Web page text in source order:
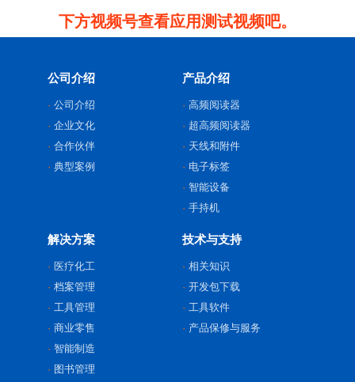
下方视频号查看应用测试视频吧。
公司介绍
公司介绍
企业文化
合作伙伴
典型案例
产品介绍
高频阅读器
超高频阅读器
天线和附件
电子标签
智能设备
手持机
解决方案
医疗化工
档案管理
工具管理
商业零售
智能制造
图书管理
技术与支持
相关知识
开发包下载
工具软件
产品保修与服务